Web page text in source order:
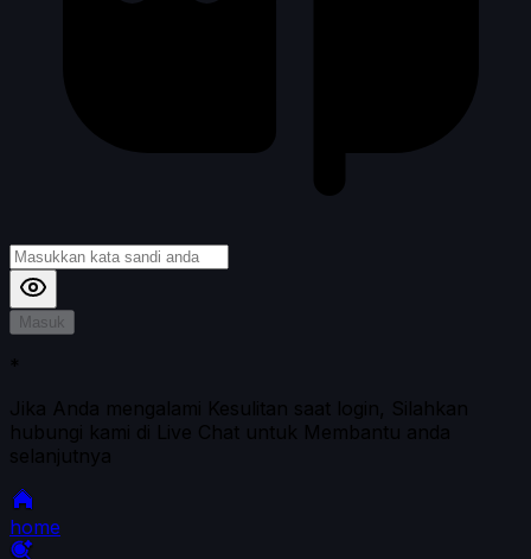
Masuk
*
Jika Anda mengalami Kesulitan saat login, Silahkan
hubungi kami di Live Chat untuk Membantu anda
selanjutnya
home